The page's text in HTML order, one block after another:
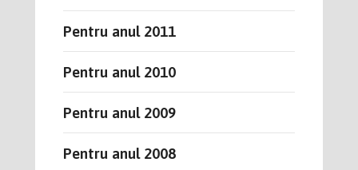
Pentru anul 2011
Pentru anul 2010
Pentru anul 2009
Pentru anul 2008